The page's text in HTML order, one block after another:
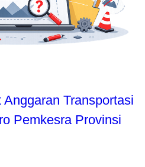
Transportasi
Pemkesra Provinsi